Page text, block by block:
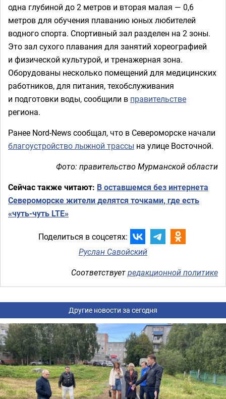
одна глубиной до 2 метров и вторая малая — 0,6
метров для обучения плаванию юных любителей
водного спорта. Спортивный зал разделен на 2 зоны.
Это зал сухого плавания для занятий хореографией
и физической культурой, и тренажерная зона.
Оборудованы несколько помещений для медицинских
работников, для питания, техобслуживания
и подготовки воды, сообщили в правительстве
региона.
Ранее Nord-News сообщал, что в Североморске начали
благоустройство лыжной трассы на улице Восточной.
Фото: правительство Мурманской области
Сейчас также читают: В оставшемся без интернета
Североморске жители делятся точками, где есть
«чуть-чуть LTE»
Поделиться в соцсетях:
Руслан Савойский
Соответствуетредакционной политике
Другие новости за сегодня